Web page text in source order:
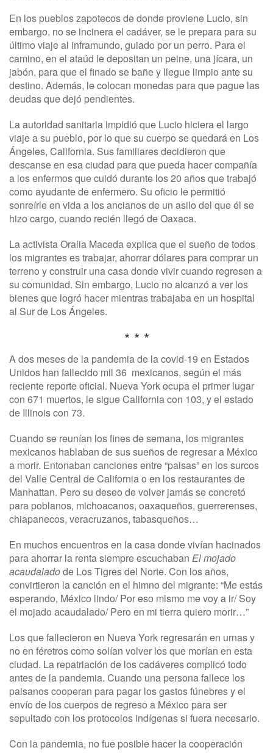
En los pueblos zapotecos de donde proviene Lucio, sin
embargo, no se incinera el cadáver, se le prepara para su
último viaje al inframundo, guiado por un perro. Para el
camino, en el ataúd le depositan un peine, una jícara, un
jabón, para que el finado se bañe y llegue limpio ante su
destino. Además, le colocan monedas para que pague las
deudas que dejó pendientes.
La autoridad sanitaria impidió que Lucio hiciera el largo
viaje a su pueblo, por lo que su cuerpo se quedará en Los
Ángeles, California. Sus familiares decidieron que
descanse en esa ciudad para que pueda hacer compañía
a los enfermos que cuidó durante los 20 años que trabajó
como ayudante de enfermero. Su oficio le permitió
sonreírle en vida a los ancianos de un asilo del que él se
hizo cargo, cuando recién llegó de Oaxaca.
La activista Oralia Maceda explica que el sueño de todos
los migrantes es trabajar, ahorrar dólares para comprar un
terreno y construir una casa donde vivir cuando regresen a
su comunidad. Sin embargo, Lucio no alcanzó a ver los
bienes que logró hacer mientras trabajaba en un hospital
al Sur de Los Ángeles.
* * *
A dos meses de la pandemia de la covid-19 en Estados
Unidos han fallecido mil 36 mexicanos, según el más
reciente reporte oficial. Nueva York ocupa el primer lugar
con 671 muertos, le sigue California con 103, y el estado
de Illinois con 73.
Cuando se reunían los fines de semana, los migrantes
mexicanos hablaban de sus sueños de regresar a México
a morir. Entonaban canciones entre “paisas” en los surcos
del Valle Central de California o en los restaurantes de
Manhattan. Pero su deseo de volver jamás se concretó
para poblanos, michoacanos, oaxaqueños, guerrerenses,
chiapanecos, veracruzanos, tabasqueños…
En muchos encuentros en la casa donde vivían hacinados
para ahorrar la renta siempre escuchaban El mojado
acaudaladode Los Tigres del Norte. Con los años,
convirtieron la canción en el himno del migrante: “Me estás
esperando, México lindo/ Por eso mismo me voy a ir/ Soy
el mojado acaudalado/ Pero en mi tierra quiero morir…”
Los que fallecieron en Nueva York regresarán en urnas y
no en féretros como solían volver los que morían en esta
ciudad. La repatriación de los cadáveres complicó todo
antes de la pandemia. Cuando una persona fallece los
paisanos cooperan para pagar los gastos fúnebres y el
envío de los cuerpos de regreso a México para ser
sepultado con los protocolos indígenas si fuera necesario.
Con la pandemia, no fue posible hacer la cooperación